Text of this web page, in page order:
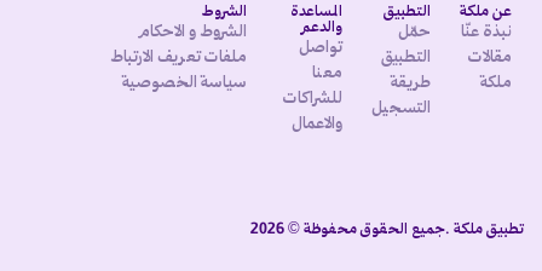
عن ملكة
نبذة عنّا
مقالات
ملكة
التطبيق
حمّل
التطبيق
طريقة
التسجيل
المساعدة
والدعم
تواصل
معنا
للشراكات
والاعمال
الشروط
الشروط و الاحكام
ملفات تعريف الارتباط
سياسة الخصوصية
تطبيق ملكة .جميع الحقوق محفوظة © 2026